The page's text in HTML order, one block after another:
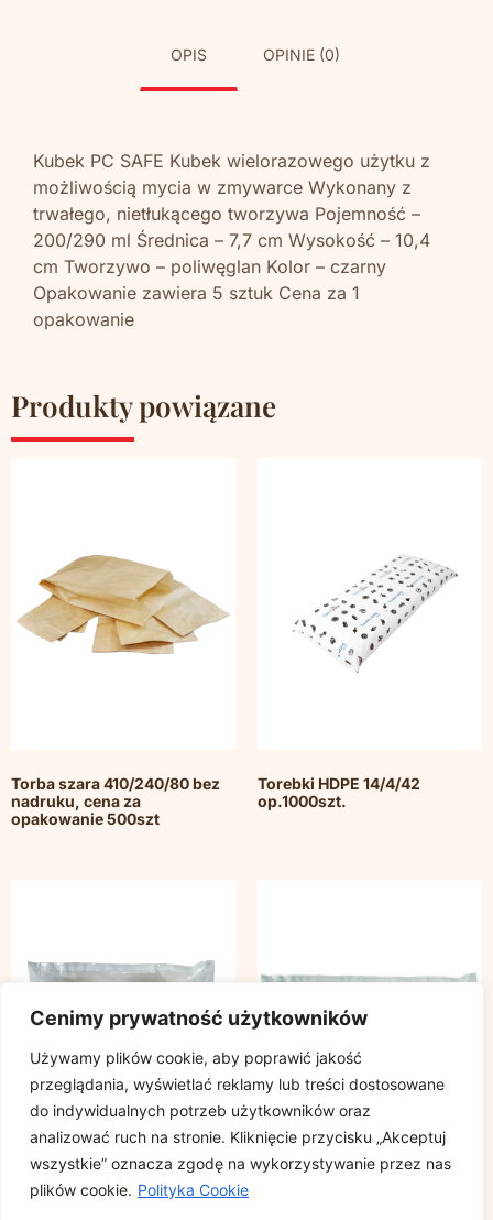
Cenimy prywatność użytkowników
Używamy plików cookie, aby poprawić jakość
przeglądania, wyświetlać reklamy lub treści dostosowane
do indywidualnych potrzeb użytkowników oraz
analizować ruch na stronie. Kliknięcie przycisku „Akceptuj
wszystkie” oznacza zgodę na wykorzystywanie przez nas
plików cookie. Polityka Cookie
OPIS OPINIE (0)
Kubek PC SAFE Kubek wielorazowego użytku z
możliwością mycia w zmywarce Wykonany z
trwałego, nietłukącego tworzywa Pojemność –
200/290 ml Średnica – 7,7 cm Wysokość – 10,4
cm Tworzywo – poliwęglan Kolor – czarny
Opakowanie zawiera 5 sztuk Cena za 1
opakowanie
Produkty powiązane
Torba szara 410/240/80 bez
nadruku, cena za
opakowanie 500szt
Torebki HDPE 14/4/42
op.1000szt.
Pokrywka do słoików Quattro